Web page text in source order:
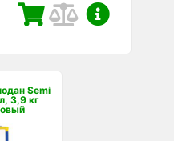
Semi
3,9 кг